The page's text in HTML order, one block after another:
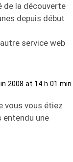
de la découverte
depuis début
service web
2008 at 14 h 01 min
vous vous étiez
entendu une